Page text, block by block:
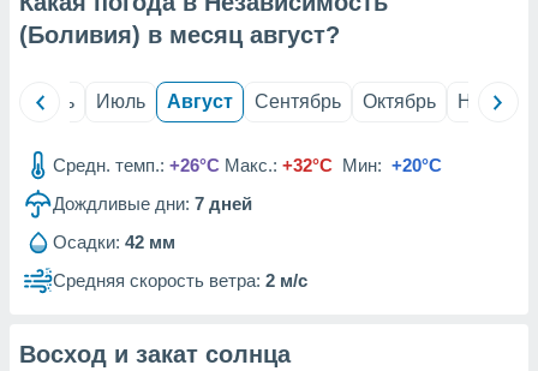
из
данных
(Боливия) в месяц август?
Июнь Июль Август Сентябрь Октябрь Ноябрь
Средн. темп.: +26°C Макс.: +32°C Мин: +20°C
Дождливые дни: 7 дней
Осадки: 42 мм
Средняя скорость ветра: 2 м/с
Восход и закат солнца